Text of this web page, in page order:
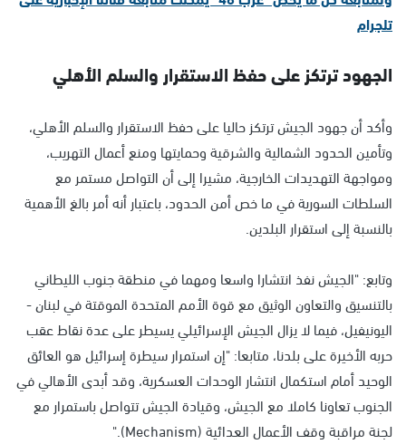
تلجرام
الجهود ترتكز على حفظ الاستقرار والسلم الأهلي
وأكد أن جهود الجيش ترتكز حاليا على حفظ الاستقرار والسلم الأهلي،
وتأمين الحدود الشمالية والشرقية وحمايتها ومنع أعمال التهريب،
ومواجهة التهديدات الخارجية، مشيرا إلى أن التواصل مستمر مع
السلطات السورية في ما خص أمن الحدود، باعتبار أنه أمر بالغ الأهمية
بالنسبة إلى استقرار البلدين.
وتابع: "الجيش نفذ انتشارا واسعا ومهما في منطقة جنوب الليطاني
بالتنسيق والتعاون الوثيق مع قوة الأمم المتحدة الموقتة في لبنان -
اليونيفيل، فيما لا يزال الجيش الإسرائيلي يسيطر على عدة نقاط عقب
حربه الأخيرة على بلدنا، متابعا: "إن استمرار سيطرة إسرائيل هو العائق
الوحيد أمام استكمال انتشار الوحدات العسكرية، وقد أبدى الأهالي في
الجنوب تعاونا كاملا مع الجيش، وقيادة الجيش تتواصل باستمرار مع
لجنة مراقبة وقف الأعمال العدائية (Mechanism)."